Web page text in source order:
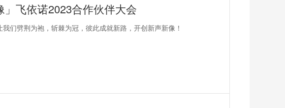
」飞依诺2023合作伙伴大会
们劈荆为袍，斩棘为冠，彼此成就新路，开创新声新像！